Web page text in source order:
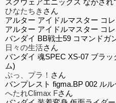
スクウェアエニックス ながさ
ひなたちき さん
アルター アイドルマスター コ
アルター アイドルマスター コ
バンダイ BB戦士59 コマンドガ
日々の生活さん
バンダイ 魂SPEC XS-07 ブラ
ム)
ぷっ、プラ！ さん
バンプレスト figma.BP 002 ル
へたれClimax Fさん